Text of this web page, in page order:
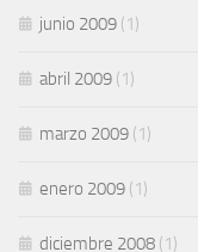
junio 2009 (1)
abril 2009 (1)
marzo 2009 (1)
enero 2009 (1)
diciembre 2008 (1)